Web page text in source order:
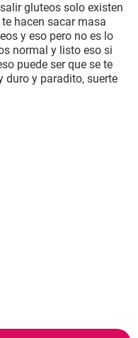
gluteos solo existen
hacen sacar masa
y eso pero no es lo
normal y listo eso si
puede ser que se te
duro y paradito, suerte